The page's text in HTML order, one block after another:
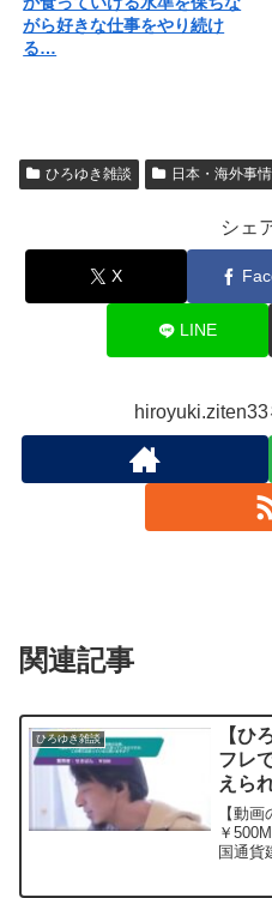
がら好きな仕事をやり続け
る…
ひろゆき雑談 日本・海外事情
シェ
X
LINE
関連記事
ひろゆき雑談
【ひ
フレ
えら
さん
ろゆ
【動
￥
国通貨